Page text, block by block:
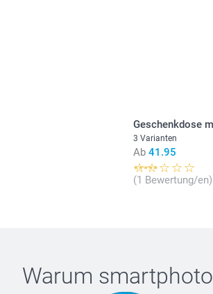
Geschenkdose
3 Varianten
Ab 41.95
(1 Bewertung/en)
Warum smartphoto